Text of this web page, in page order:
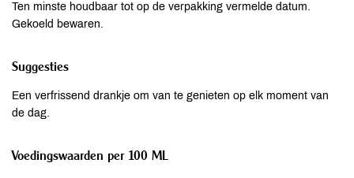
Ten minste houdbaar tot op de verpakking vermelde datum.
Gekoeld bewaren.
Suggesties
Een verfrissend drankje om van te genieten op elk moment van
de dag.
Voedingswaarden per 100 ML